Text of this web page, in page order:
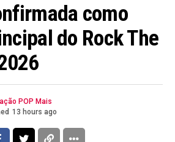
como
do Rock The
POP Mais
13 hours ago